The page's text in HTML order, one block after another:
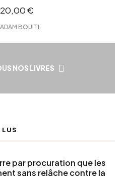
20,00€
ADAM BOUITI
NOS LIVRES
LUS
par procuration que les
sans relâche contre la